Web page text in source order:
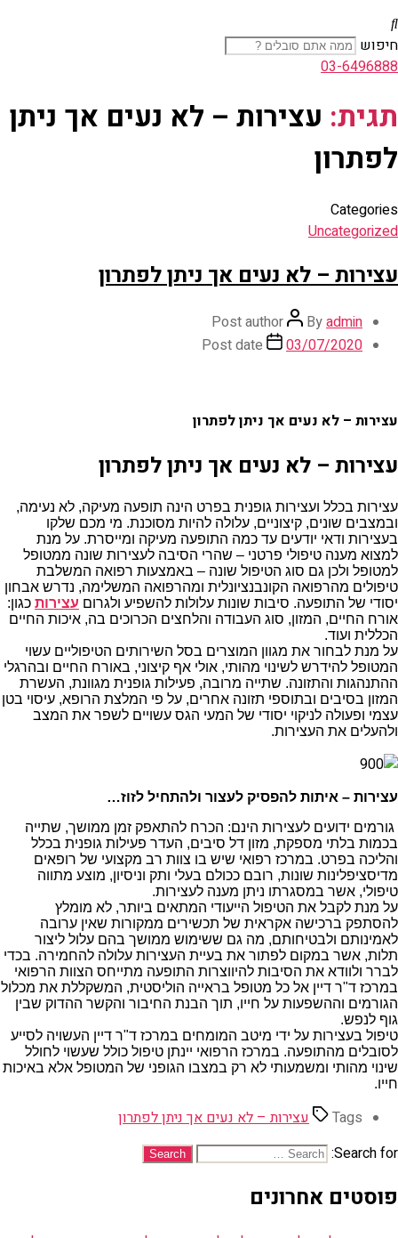
חיפוש
03-6496888
תגית: עצירות – לא נעים אך ניתן
לפתרון
Categories
Uncategorized
עצירות – לא נעים אך ניתן לפתרון
Post author Byadmin
Post date
03/07/2020
עצירות – לא נעים אך ניתן לפתרון
עצירות – לא נעים אך ניתן לפתרון
עצירות בכלל ועצירות גופנית בפרט הינה תופעה מעיקה, לא נעימה,
ובמצבים שונים, קיצוניים, עלולה להיות מסוכנת. מי מכם שלקו
בעצירות ודאי יודעים עד כמה התופעה מעיקה ומייסרת. על מנת
למצוא מענה טיפולי פרטני – שהרי הסיבה לעצירות שונה ממטופל
למטופל ולכן גם סוג הטיפול שונה – באמצעות רפואה המשלבת
טיפולים מהרפואה הקונבנציונלית ומהרפואה המשלימה, נדרש אבחון
יסודי של התופעה. סיבות שונות עלולות להשפיע ולגרום עצירות כגון:
אורח החיים, המזון, סוג העבודה והלחצים הכרוכים בה, איכות החיים
הכללית ועוד.
על מנת לבחור את מגוון המוצרים בסל השירותים הטיפוליים עשוי
המטופל להידרש לשינוי מהותי, אולי אף קיצוני, באורח החיים ובהרגלי
ההתנהגות והתזונה. שתייה מרובה, פעילות גופנית מגוונת, העשרת
המזון בסיבים ובתוספי תזונה אחרים, על פי המלצת הרופא, עיסוי בטן
עצמי ופעולה לניקוי יסודי של המעי הגס עשויים לשפר את המצב
ולהעלים את העצירות.
עצירות – איתות להפסיק לעצור ולהתחיל לזוז…
גורמים ידועים לעצירות הינם: הכרח להתאפק זמן ממושך, שתייה
בכמות בלתי מספקת, מזון דל סיבים, העדר פעילות גופנית בכלל
והליכה בפרט. במרכז רפואי שיש בו צוות רב מקצועי של רופאים
מדיסציפלינות שונות, רובם ככולם בעלי ותק וניסיון, מוצע מתווה
טיפולי, אשר במסגרתו ניתן מענה לעצירות.
על מנת לקבל את הטיפול הייעודי המתאים ביותר, לא מומלץ
להסתפק ברכישה אקראית של תכשירים ממקורות שאין ערובה
לאמינותם ולבטיחותם, מה גם ששימוש ממושך בהם עלול ליצור
תלות, אשר במקום לפתור את בעיית העצירות עלולה להחמירה. בכדי
לברר ולוודא את הסיבות להיווצרות התופעה מתייחס הצוות הרפואי
במרכז ד"ר דיין אל כל מטופל בראייה הוליסטית, המשקללת את מכלול
הגורמים וההשפעות על חייו, תוך הבנת החיבור והקשר ההדוק שבין
גוף לנפש.
טיפול בעצירות על ידי מיטב המומחים במרכז ד"ר דיין העשויה לסייע
לסובלים מהתופעה. במרכז הרפואי יינתן טיפול כולל שעשוי לחולל
שינוי מהותי ומשמעותי לא רק במצבו הגופני של המטופל אלא באיכות
חייו.
Tags
עצירות – לא נעים אך ניתן לפתרון
Search for:
פוסטים אחרונים